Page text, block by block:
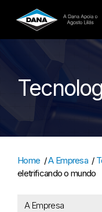
Home /A Empresa /
eletrificando o mundo
A Empresa